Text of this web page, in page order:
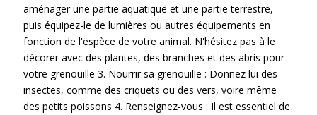
aménager une partie aquatique et une partie terrestre,
puis équipez-le de lumières ou autres équipements en
fonction de l'espèce de votre animal. N'hésitez pas à le
décorer avec des plantes, des branches et des abris pour
votre grenouille 3. Nourrir sa grenouille : Donnez lui des
insectes, comme des criquets ou des vers, voire même
des petits poissons 4. Renseignez-vous : Il est essentiel de